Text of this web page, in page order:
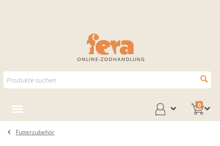
ONLINE-ZOOHANDLUNG
0
Futterzubehör